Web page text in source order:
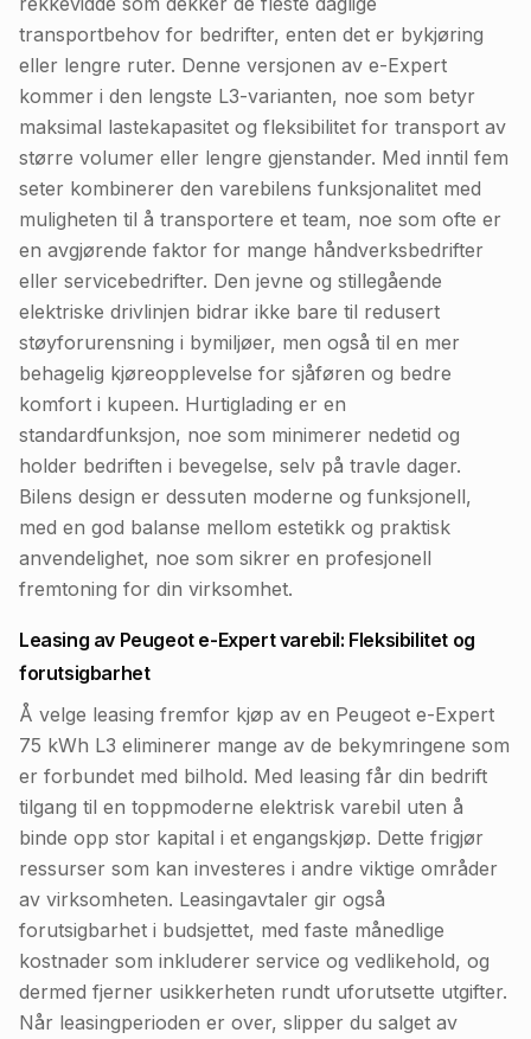
transportbehov for bedrifter, enten det er bykjøring
eller lengre ruter. Denne versjonen av e-Expert
kommer i den lengste L3-varianten, noe som betyr
maksimal lastekapasitet og fleksibilitet for transport av
større volumer eller lengre gjenstander. Med inntil fem
seter kombinerer den varebilens funksjonalitet med
muligheten til å transportere et team, noe som ofte er
en avgjørende faktor for mange håndverksbedrifter
eller servicebedrifter. Den jevne og stillegående
elektriske drivlinjen bidrar ikke bare til redusert
støyforurensning i bymiljøer, men også til en mer
behagelig kjøreopplevelse for sjåføren og bedre
komfort i kupeen. Hurtiglading er en
standardfunksjon, noe som minimerer nedetid og
holder bedriften i bevegelse, selv på travle dager.
Bilens design er dessuten moderne og funksjonell,
med en god balanse mellom estetikk og praktisk
anvendelighet, noe som sikrer en profesjonell
fremtoning for din virksomhet.
Leasing av Peugeot e-Expert varebil: Fleksibilitet og
forutsigbarhet
Å velge leasing fremfor kjøp av en Peugeot e-Expert
75 kWh L3 eliminerer mange av de bekymringene som
er forbundet med bilhold. Med leasing får din bedrift
tilgang til en toppmoderne elektrisk varebil uten å
binde opp stor kapital i et engangskjøp. Dette frigjør
ressurser som kan investeres i andre viktige områder
av virksomheten. Leasingavtaler gir også
forutsigbarhet i budsjettet, med faste månedlige
kostnader som inkluderer service og vedlikehold, og
dermed fjerner usikkerheten rundt uforutsette utgifter.
Når leasingperioden er over, slipper du salget av